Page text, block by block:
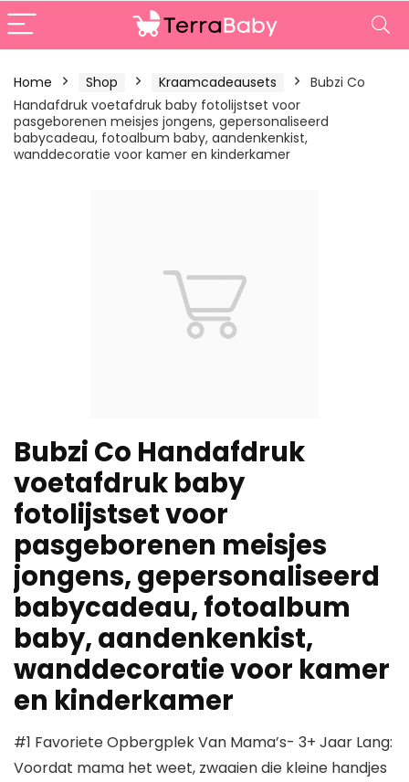
Home Shop Kraamcadeausets
Bubzi Co
Handafdruk voetafdruk baby fotolijstset voor
pasgeborenen meisjes jongens, gepersonaliseerd
babycadeau, fotoalbum baby, aandenkenkist,
wanddecoratie voor kamer en kinderkamer
Bubzi Co Handafdruk
voetafdruk baby
fotolijstset voor
pasgeborenen meisjes
jongens, gepersonaliseerd
babycadeau, fotoalbum
baby, aandenkenkist,
wanddecoratie voor kamer
en kinderkamer
#1 Favoriete Opbergplek Van Mama’s- 3+ Jaar Lang:
Voordat mama het weet, zwaaien die kleine handjes